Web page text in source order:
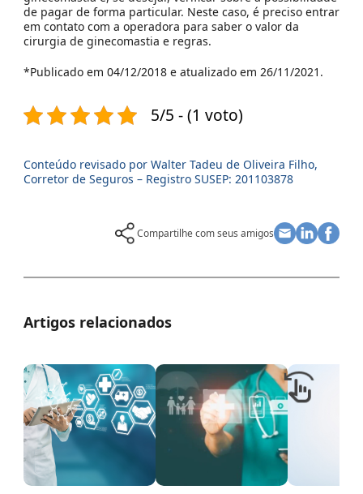
de pagar de forma particular. Neste caso, é preciso entrar
em contato com a operadora para saber o valor da
cirurgia de ginecomastia e regras.
*Publicado em 04/12/2018 e atualizado em 26/11/2021.
5/5 - (1 voto)
Conteúdo revisado por Walter Tadeu de Oliveira Filho,
Corretor de Seguros – Registro SUSEP: 201103878
Compartilhe com seus amigos
Artigos relacionados